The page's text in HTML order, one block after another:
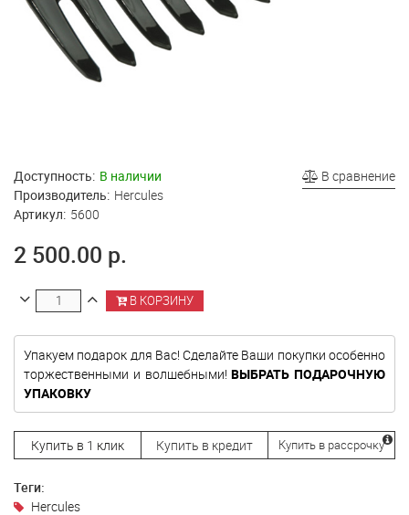
В сравнение
Доступность: В наличии
Производитель: Hercules
Артикул: 5600
2 500.00 р.
В КОРЗИНУ
Упакуем подарок для Вас! Сделайте Ваши покупки особенно
торжественными и волшебными!ВЫБРАТЬ ПОДАРОЧНУЮ
УПАКОВКУ
Купить в 1 клик Купить в кредит Купить в рассрочку
Теги:
Hercules